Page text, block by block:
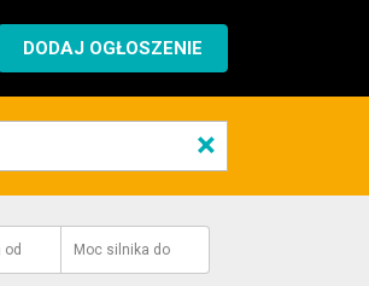
DODAJ OGŁOSZENIE
×
od Moc silnika do